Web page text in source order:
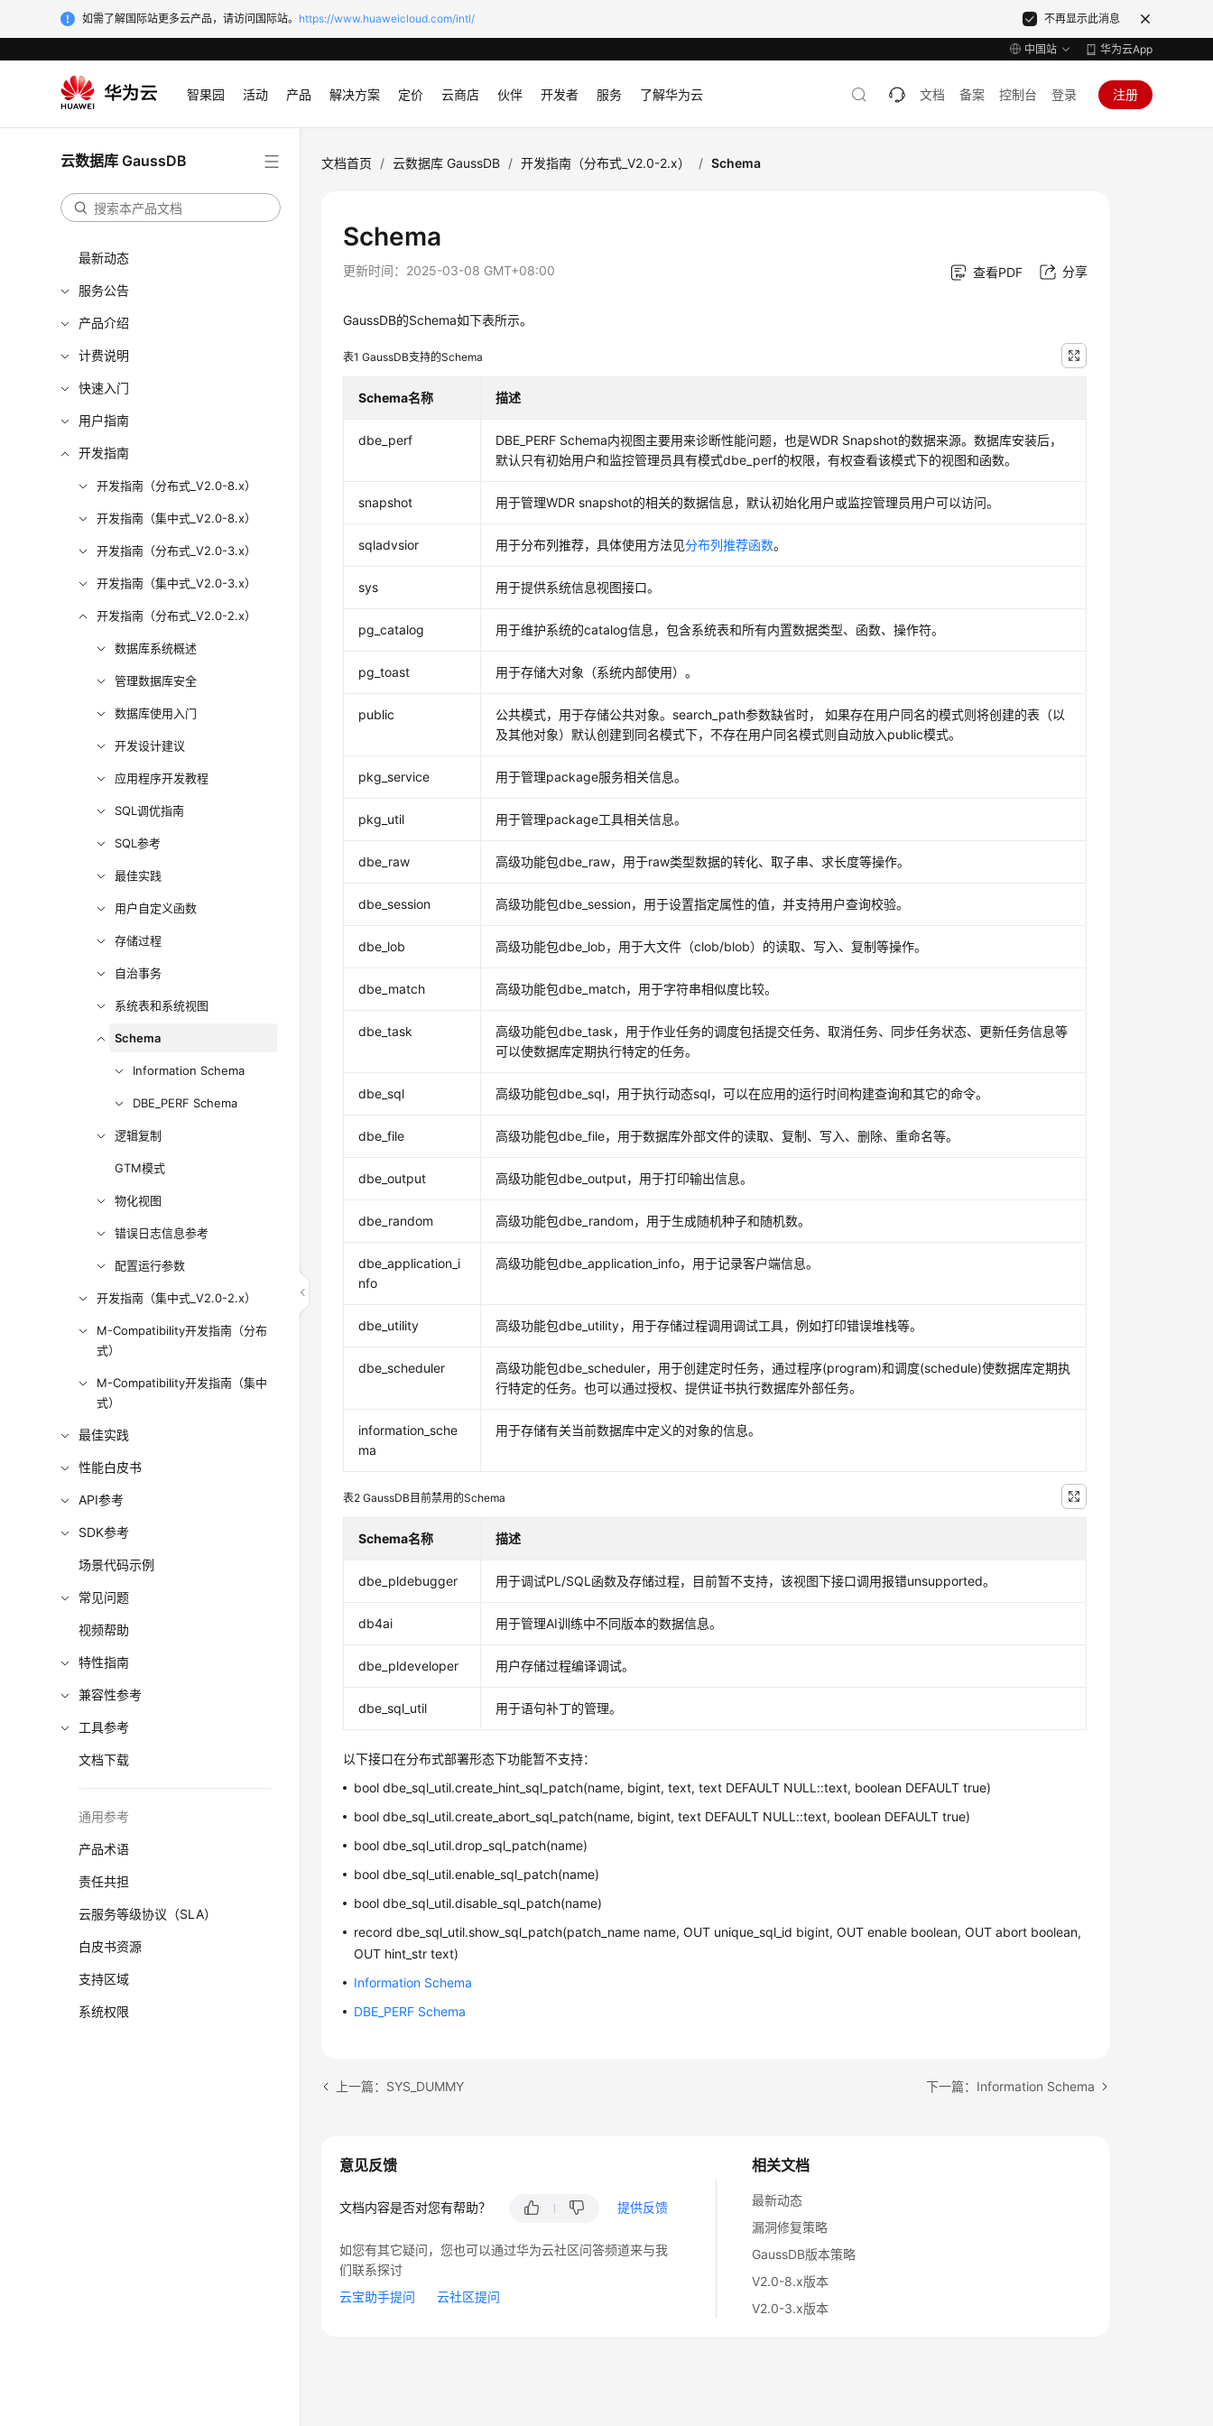
如需了解国际站更多云产品，请访问国际站。 https://www.huaweicloud.com/intl/ 不再显示此消息
中国站 华为云App
智果园 活动 产品 解决方案 定价 云商店 伙伴 开发者 服务 了解华为云 文档 备案 控制台 登录 注册
云数据库 GaussDB
最新动态
服务公告
产品介绍
计费说明
快速入门
用户指南
开发指南
开发指南（分布式_V2.0-8.x）
开发指南（集中式_V2.0-8.x）
开发指南（分布式_V2.0-3.x）
开发指南（集中式_V2.0-3.x）
开发指南（分布式_V2.0-2.x）
数据库系统概述
管理数据库安全
数据库使用入门
开发设计建议
应用程序开发教程
SQL调优指南
SQL参考
最佳实践
用户自定义函数
存储过程
自治事务
系统表和系统视图
Schema
Information Schema
DBE_PERF Schema
逻辑复制
GTM模式
物化视图
错误日志信息参考
配置运行参数
开发指南（集中式_V2.0-2.x）
M-Compatibility开发指南（分布
式）
M-Compatibility开发指南（集中
式）
最佳实践
性能白皮书
API参考
SDK参考
场景代码示例
常见问题
视频帮助
特性指南
兼容性参考
工具参考
文档下载
通用参考
产品术语
责任共担
云服务等级协议（SLA）
白皮书资源
支持区域
系统权限
文档首页 / 云数据库 GaussDB / 开发指南（分布式_V2.0-2.x） / Schema
Schema
更新时间： 2025-03-08 GMT+08:00 查看PDF 分享
GaussDB的Schema如下表所示。
表1GaussDB支持的Schema
Schema名称 描述
dbe_perf
DBE_PERF Schema内视图主要用来诊断性能问题，也是WDR Snapshot的数据来源。数据库安装后，
默认只有初始用户和监控管理员具有模式dbe_perf的权限，有权查看该模式下的视图和函数。
snapshot 用于管理WDR snapshot的相关的数据信息，默认初始化用户或监控管理员用户可以访问。
sqladvsior 用于分布列推荐，具体使用方法见分布列推荐函数。
sys 用于提供系统信息视图接口。
pg_catalog 用于维护系统的catalog信息，包含系统表和所有内置数据类型、函数、操作符。
pg_toast 用于存储大对象（系统内部使用）。
public
公共模式，用于存储公共对象。search_path参数缺省时， 如果存在用户同名的模式则将创建的表（以
及其他对象）默认创建到同名模式下，不存在用户同名模式则自动放入public模式。
pkg_service 用于管理package服务相关信息。
pkg_util 用于管理package工具相关信息。
dbe_raw 高级功能包dbe_raw，用于raw类型数据的转化、取子串、求长度等操作。
dbe_session 高级功能包dbe_session，用于设置指定属性的值，并支持用户查询校验。
dbe_lob 高级功能包dbe_lob，用于大文件（clob/blob）的读取、写入、复制等操作。
dbe_match 高级功能包dbe_match，用于字符串相似度比较。
dbe_task
高级功能包dbe_task，用于作业任务的调度包括提交任务、取消任务、同步任务状态、更新任务信息等
可以使数据库定期执行特定的任务。
dbe_sql 高级功能包dbe_sql，用于执行动态sql，可以在应用的运行时间构建查询和其它的命令。
dbe_file 高级功能包dbe_file，用于数据库外部文件的读取、复制、写入、删除、重命名等。
dbe_output 高级功能包dbe_output，用于打印输出信息。
dbe_random 高级功能包dbe_random，用于生成随机种子和随机数。
dbe_application_i
nfo
高级功能包dbe_application_info，用于记录客户端信息。
dbe_utility 高级功能包dbe_utility，用于存储过程调用调试工具，例如打印错误堆栈等。
dbe_scheduler
高级功能包dbe_scheduler，用于创建定时任务，通过程序(program)和调度(schedule)使数据库定期执
行特定的任务。也可以通过授权、提供证书执行数据库外部任务。
information_sche
ma
用于存储有关当前数据库中定义的对象的信息。
表2GaussDB 目前禁用的Schema
Schema名称 描述
dbe_pldebugger 用于调试PL/SQL函数及存储过程，目前暂不支持，该视图下接口调用报错unsupported。
db4ai 用于管理AI训练中不同版本的数据信息。
dbe_pldeveloper 用户存储过程编译调试。
dbe_sql_util 用于语句补丁的管理。
以下接口在分布式部署形态下功能暂不支持：
bool dbe_sql_util.create_hint_sql_patch(name, bigint, text, text DEFAULT NULL::text, boolean DEFAULT true)
bool dbe_sql_util.create_abort_sql_patch(name, bigint, text DEFAULT NULL::text, boolean DEFAULT true)
bool dbe_sql_util.drop_sql_patch(name)
bool dbe_sql_util.enable_sql_patch(name)
bool dbe_sql_util.disable_sql_patch(name)
record dbe_sql_util.show_sql_patch(patch_name name, OUT unique_sql_id bigint, OUT enable boolean, OUT abort boolean,
OUT hint_str text)
Information Schema
DBE_PERF Schema
上一篇：SYS_DUMMY 下一篇：Information Schema
相关文档
最新动态
漏洞修复策略
GaussDB版本策略
V2.0-8.x版本
V2.0-3.x版本
意见反馈
文档内容是否对您有帮助？ 提供反馈
如您有其它疑问，您也可以通过华为云社区问答频道来与我
们联系探讨
云宝助手提问
云社区提问